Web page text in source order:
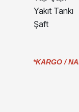
Yakıt Tankı
Şaft
*KARGO /